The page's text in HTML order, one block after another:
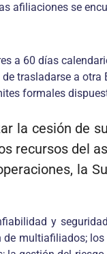
afiliaciones se
a 60 días
trasladarse a otra
formales
la cesión de
recursos del
la
y
multiafiliados;